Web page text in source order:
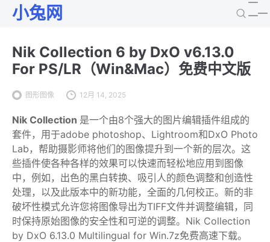
小兔网
Nik Collection 6 by DxO v6.13.0
For PS/LR（Win&Mac）免费中文版
图形图像 12月 14, 2025
Nik Collection 是一个由8个强大的图片编辑插件组成的
套件，用于adobe photoshop、Lightroom和DxO Photo
Lab，帮助摄影师将他们的图像提升到一个新的层次。这
些插件使各种各样的效果可以快速而轻松地应用到图像
中，例如，出色的黑白转换、吸引人的颜色调整和创造性
处理，以及此版本中的新功能，全面的几何校正。新的非
破坏性模式允许您将图像导出为TIFF文件并调整编辑，同
时保持原始图像的安全性和可逆的调整。Nik Collection
by DxO 6.13.0 Multilingual for Win.7z免费高速下载。